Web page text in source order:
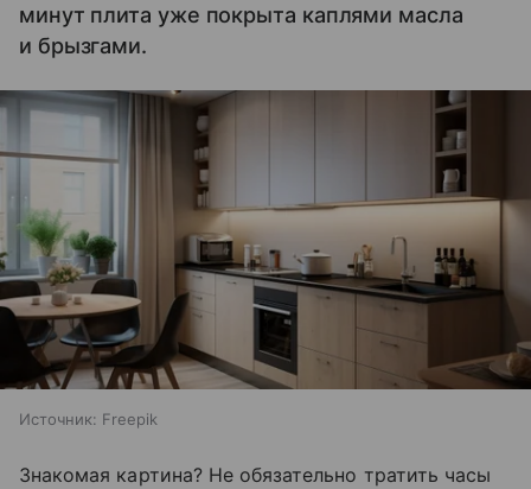
минут плита уже покрыта каплями масла
и брызгами.
Источник: Freepik
Знакомая картина? Не обязательно тратить часы